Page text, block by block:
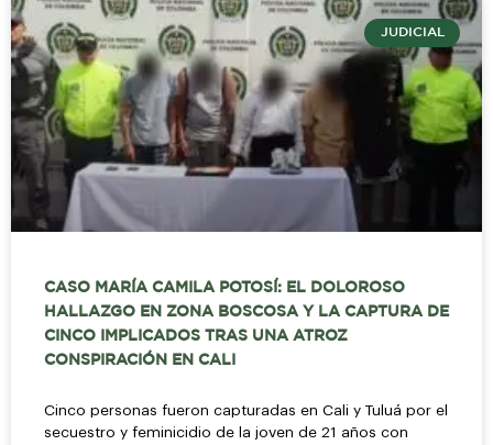
JUDICIAL
CASO MARÍA CAMILA POTOSÍ: EL DOLOROSO
HALLAZGO EN ZONA BOSCOSA Y LA CAPTURA DE
CINCO IMPLICADOS TRAS UNA ATROZ
CONSPIRACIÓN EN CALI
Cinco personas fueron capturadas en Cali y Tuluá por el
secuestro y feminicidio de la joven de 21 años con